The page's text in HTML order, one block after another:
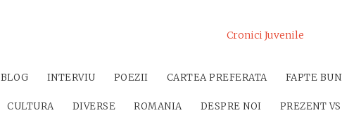
Cronici Juvenile
BLOG INTERVIU POEZII CARTEA PREFERATA FAPTE
CULTURA DIVERSE ROMANIA DESPRE NOI PREZENT